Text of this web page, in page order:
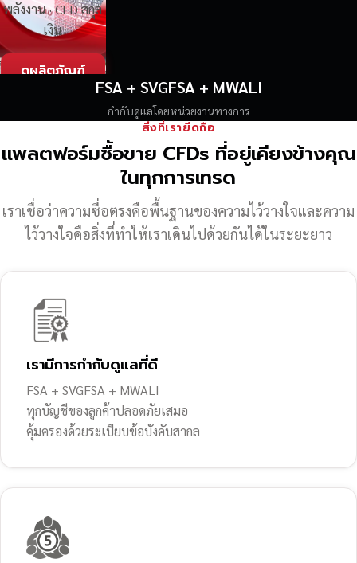
พลังงาน · CFD สกุล
เงิน
ดูผลิตภัณฑ์
FSA + SVGFSA + MWALI
กำกับดูแลโดยหน่วยงานทางการ
สิ่งที่เรายึดถือ
แพลตฟอร์มซื้อขาย CFDs ที่อยู่เคียงข้างคุณ
ในทุกการเทรด
เราเชื่อว่าความซื่อตรงคือพื้นฐานของความไว้วางใจและความ
ไว้วางใจคือสิ่งที่ทำให้เราเดินไปด้วยกันได้ในระยะยาว
เรามีการกำกับดูแลที่ดี
FSA + SVGFSA + MWALI
ทุกบัญชีของลูกค้าปลอดภัยเสมอ
คุ้มครองด้วยระเบียบข้อบังคับสากล